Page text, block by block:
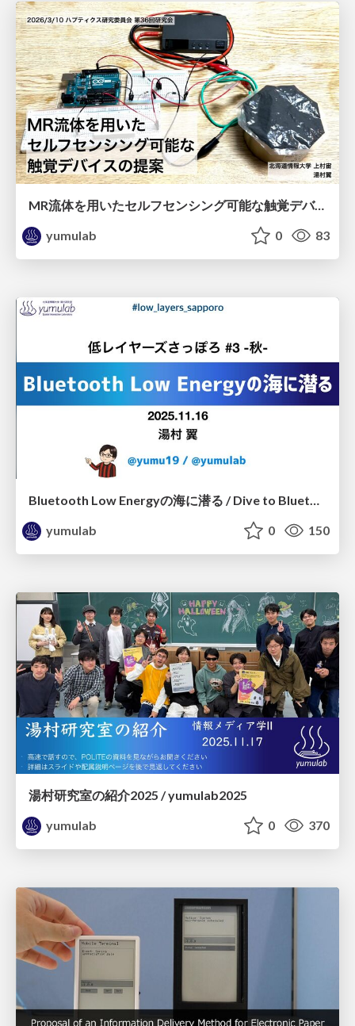
MR流体を用いたセルフセンシング可能な触覚デバイスの提案 / haptics36-kamimura
yumulab
0 83
Bluetooth Low Energyの海に潜る / Dive to Bluetooth Low Energy
yumulab
0 150
湯村研究室の紹介2025 / yumulab2025
yumulab
0 370